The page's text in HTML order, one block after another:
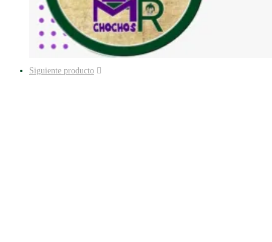
Siguiente producto